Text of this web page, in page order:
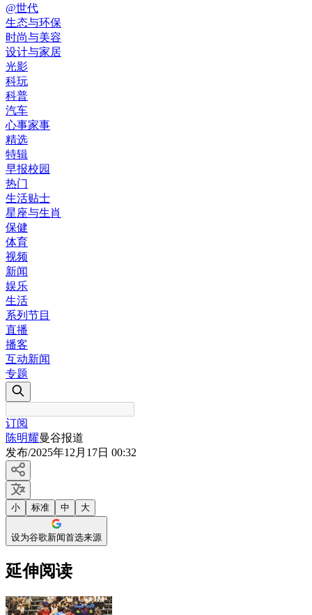
@世代
生态与环保
时尚与美容
设计与家居
光影
科玩
科普
汽车
心事家事
精选
特辑
早报校园
热门
生活贴士
星座与生肖
保健
体育
视频
新闻
娱乐
生活
系列节目
直播
播客
互动新闻
专题
订阅
陈明耀曼谷报道
发布/2025年12月17日 00:32
小 标准 中 大
设为谷歌新闻首选来源
延伸阅读